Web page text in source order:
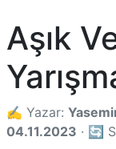
Aşık
✍️ Yazar:
04.11.2023 · 🔄